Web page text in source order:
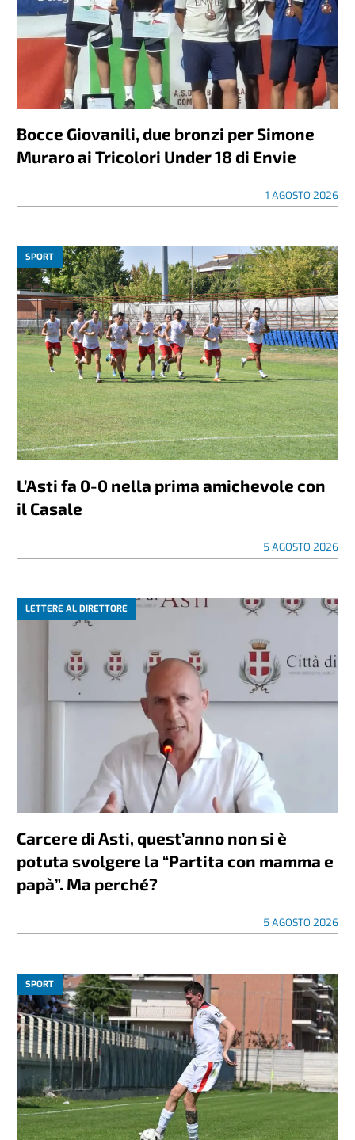
Bocce Giovanili, due bronzi per Simone
Muraro ai Tricolori Under 18 di Envie
1 AGOSTO 2026
SPORT
L’Asti fa 0-0 nella prima amichevole con
il Casale
5 AGOSTO 2026
LETTERE AL DIRETTORE
Carcere di Asti, quest’anno non si è
potuta svolgere la “Partita con mamma e
papà”. Ma perché?
5 AGOSTO 2026
SPORT